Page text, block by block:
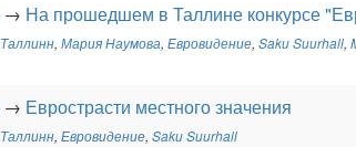
→ На прошедшем в Таллине конкурсе
Таллинн, Мария Наумова, Евровидение, Saku Suurhall,
→ Еврострасти местного значения
Таллинн, Евровидение, Saku Suurhall